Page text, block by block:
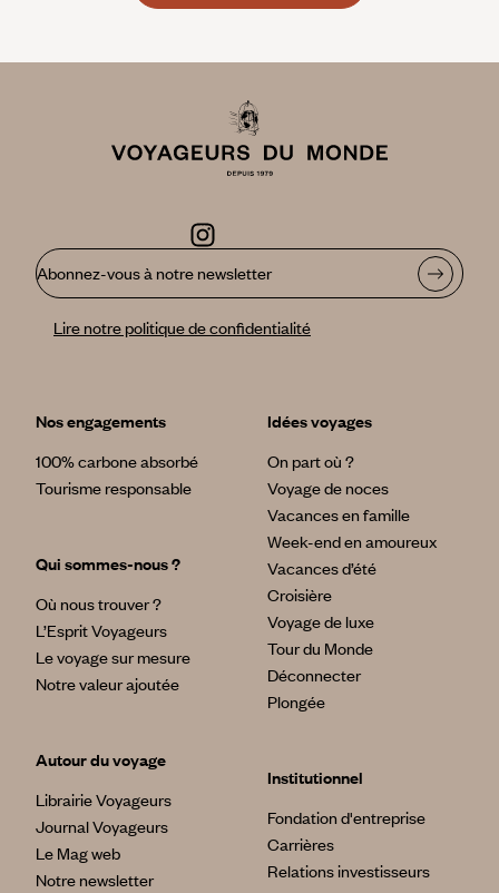
Abonnez-vous à notre newsletter
Lire notre politique de confidentialité
Nos engagements
100% carbone absorbé
Tourisme responsable
Qui sommes-nous ?
Où nous trouver ?
L’Esprit Voyageurs
Le voyage sur mesure
Notre valeur ajoutée
Autour du voyage
Librairie Voyageurs
Journal Voyageurs
Le Mag web
Notre newsletter
Idées voyages
On part où ?
Voyage de noces
Vacances en famille
Week-end en amoureux
Vacances d’été
Croisière
Voyage de luxe
Tour du Monde
Déconnecter
Plongée
Institutionnel
Fondation d'entreprise
Carrières
Relations investisseurs